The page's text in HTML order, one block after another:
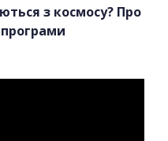
з космосу? Про